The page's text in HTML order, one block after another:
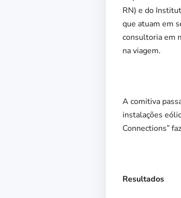
RN) e do
que atuam em
consultoria em
na viagem.
A comitiva
instalações
Connections”
Resultados